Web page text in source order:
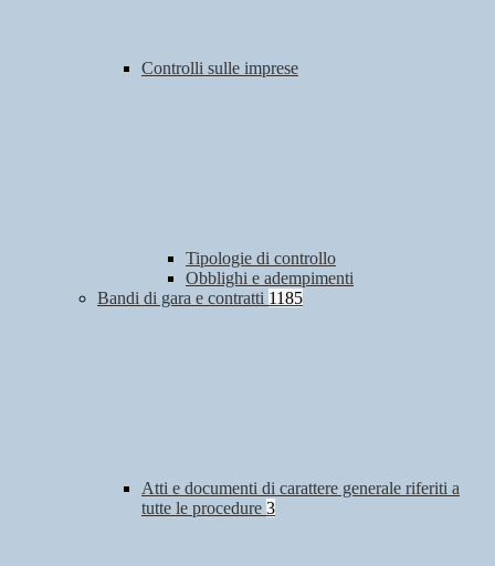
Controlli sulle imprese
Tipologie di controllo
Obblighi e adempimenti
Bandi di gara e contratti 1185
Atti e documenti di carattere generale riferiti a
tutte le procedure 3